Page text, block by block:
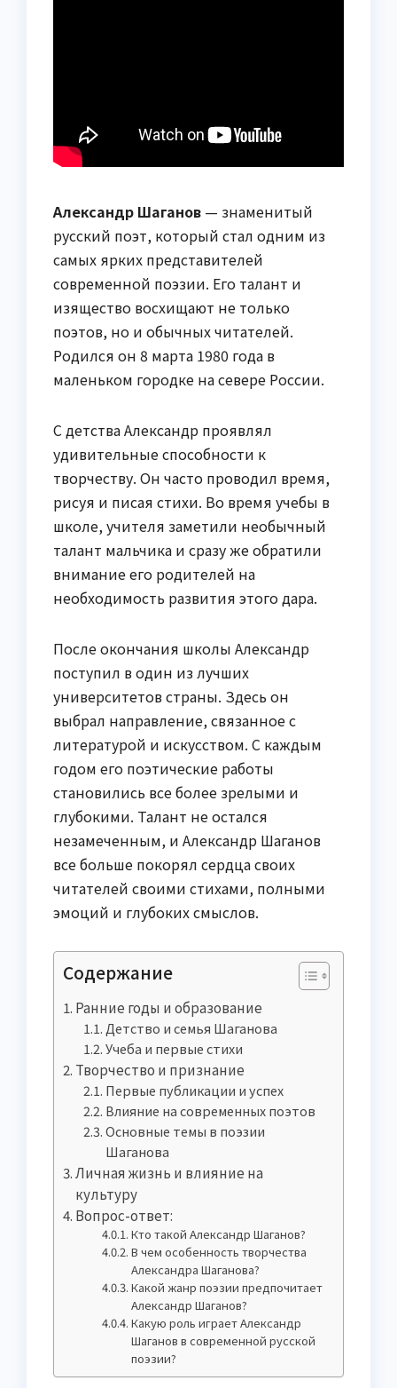
Александр Шаганов — знаменитый
русский поэт, который стал одним из
самых ярких представителей
современной поэзии. Его талант и
изящество восхищают не только
поэтов, но и обычных читателей.
Родился он 8 марта 1980 года в
маленьком городке на севере России.
С детства Александр проявлял
удивительные способности к
творчеству. Он часто проводил время,
рисуя и писая стихи. Во время учебы в
школе, учителя заметили необычный
талант мальчика и сразу же обратили
внимание его родителей на
необходимость развития этого дара.
После окончания школы Александр
поступил в один из лучших
университетов страны. Здесь он
выбрал направление, связанное с
литературой и искусством. С каждым
годом его поэтические работы
становились все более зрелыми и
глубокими. Талант не остался
незамеченным, и Александр Шаганов
все больше покорял сердца своих
читателей своими стихами, полными
эмоций и глубоких смыслов.
Содержание
Ранние годы и образование
Детство и семья Шаганова
Учеба и первые стихи
Творчество и признание
Первые публикации и успех
Влияние на современных поэтов
Основные темы в поэзии
Шаганова
Личная жизнь и влияние на
культуру
Вопрос-ответ:
Кто такой Александр Шаганов?
В чем особенность творчества
Александра Шаганова?
Какой жанр поэзии предпочитает
Александр Шаганов?
Какую роль играет Александр
Шаганов в современной русской
поэзии?